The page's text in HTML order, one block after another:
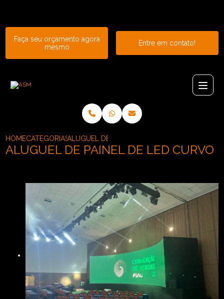
Faça seu orçamento agora
mesmo
Entre em contato!
HOMECATEGORIASALUGUEL DE PAINEL DE LED CURVO
ALUGUEL DE PAINEL DE LED CURVO